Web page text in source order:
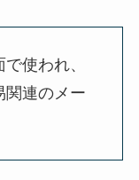
使われ、
関連のメー